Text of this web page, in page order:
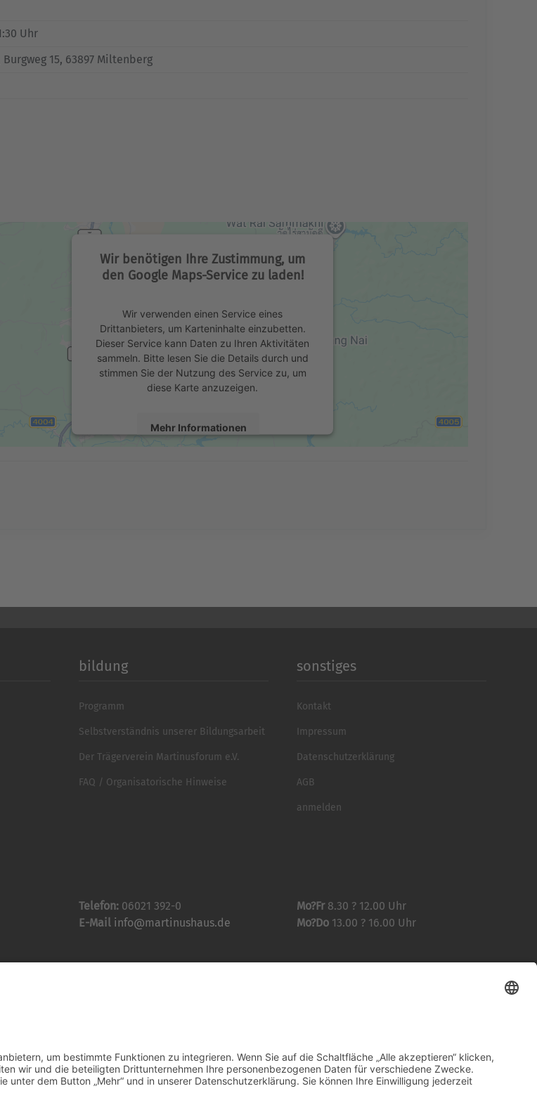
Uhr
15, 63897 Miltenberg
Wir benötigen Ihre Zustimmung, um
den Google Maps-Service zu laden!
Wir verwenden einen Service eines
Drittanbieters, um Karteninhalte einzubetten.
Dieser Service kann Daten zu Ihren Aktivitäten
sammeln. Bitte lesen Sie die Details durch und
stimmen Sie der Nutzung des Service zu, um
diese Karte anzuzeigen.
Mehr Informationen
bildung
Programm
Selbstverständnis unserer Bildungsarbeit
Der Trägerverein Martinusforum e.V.
FAQ / Organisatorische Hinweise
sonstiges
Kontakt
Impressum
Datenschutzerklärung
AGB
anmelden
Telefon: 06021 392-0
E-Mail info@martinushaus.de
Mo?Fr 8.30 ? 12.00 Uhr
Mo?Do 13.00 ? 16.00 Uhr